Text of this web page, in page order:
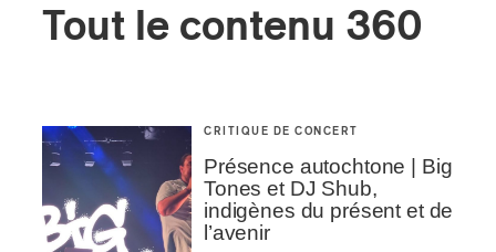
Tout le contenu 360
CRITIQUE DE CONCERT
Présence autochtone | Big
Tones et DJ Shub,
indigènes du présent et de
l’avenir